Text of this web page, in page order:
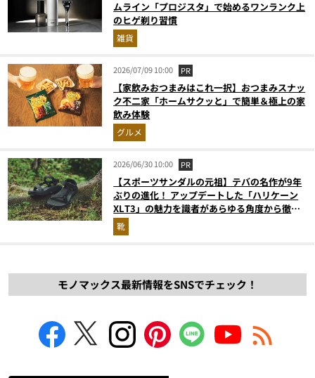
ムライン「プロジスタ」で始めるワンランク上
のヒゲ剃り習慣
雑貨
2026/07/09 10:00 PR
【家飲みおつまみはこれ一択】おつまみスナッ
ク不二家「ホームサクッと」で簡単＆極上の家
飲み体験
グルメ
2026/06/30 10:00 PR
【スポーツサンダルの元祖】テバの名作が9年
ぶりの進化！ アップデートした「ハリケーン
XLT3」の魅力を識者があらゆる角度から徹底
解説！
靴
モノマックス最新情報をSNSでチェック！